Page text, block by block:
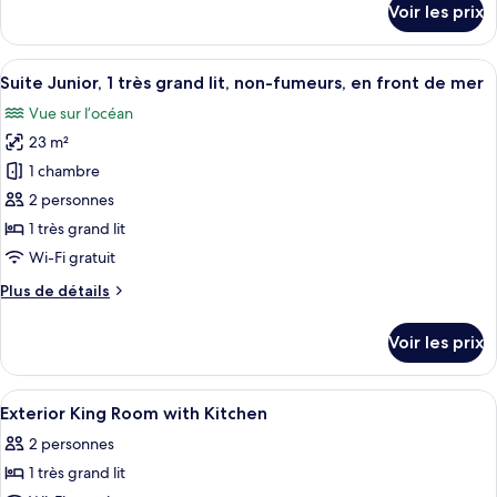
2
grands
non-
fumeurs,
cuisine
le
type
de
Chambre
Standard,
2
grands
lits,
non-
fumeurs,
cuisine
Voir les prix
Afficher
toutes
les
photos
pour
ce
type
de
chambre :
Suite
très
grand
lit,
non-
fumeurs,
Un balcon avec vue sur la plage et
7
Suite Junior, 1 très grand lit, non-fumeurs, en front de mer
Vue sur l’océan
23 m²
1 chambre
2 personnes
1 très grand lit
Wi-Fi gratuit
Plus de détails
Plus
le
type
de
Suite
Junior,
Voir les prix
Afficher
toutes
les
photos
Surmatelas, bureau, espace de
7
Exterior King Room with Kitchen
2 personnes
1 très grand lit